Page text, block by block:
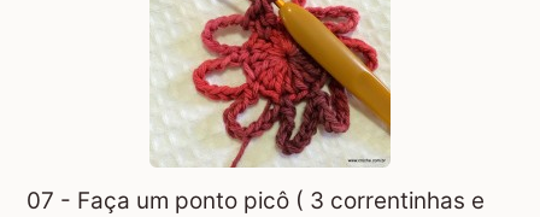
07 - Faça um ponto picô ( 3 correntinhas e